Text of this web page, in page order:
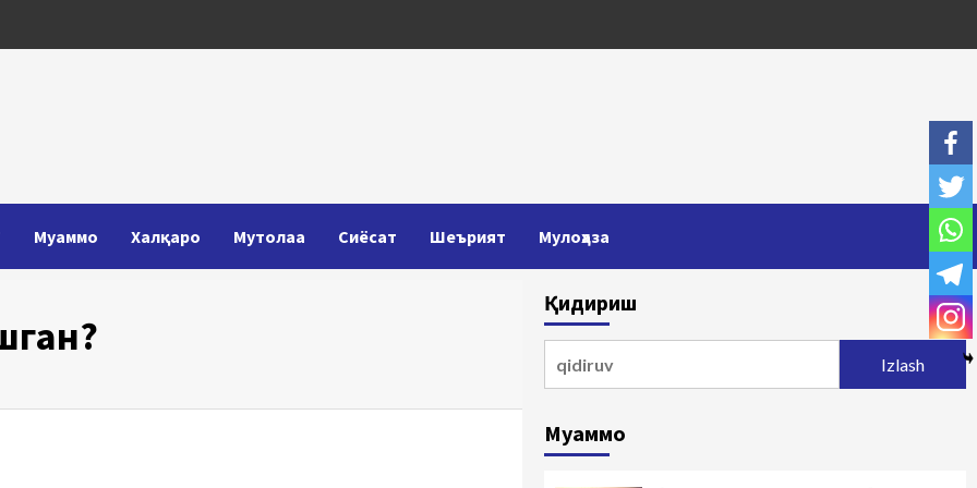
Муаммо Халқаро Мутолаа Сиёсат Шеърият Мулоҳаза
Қидириш
Муаммо